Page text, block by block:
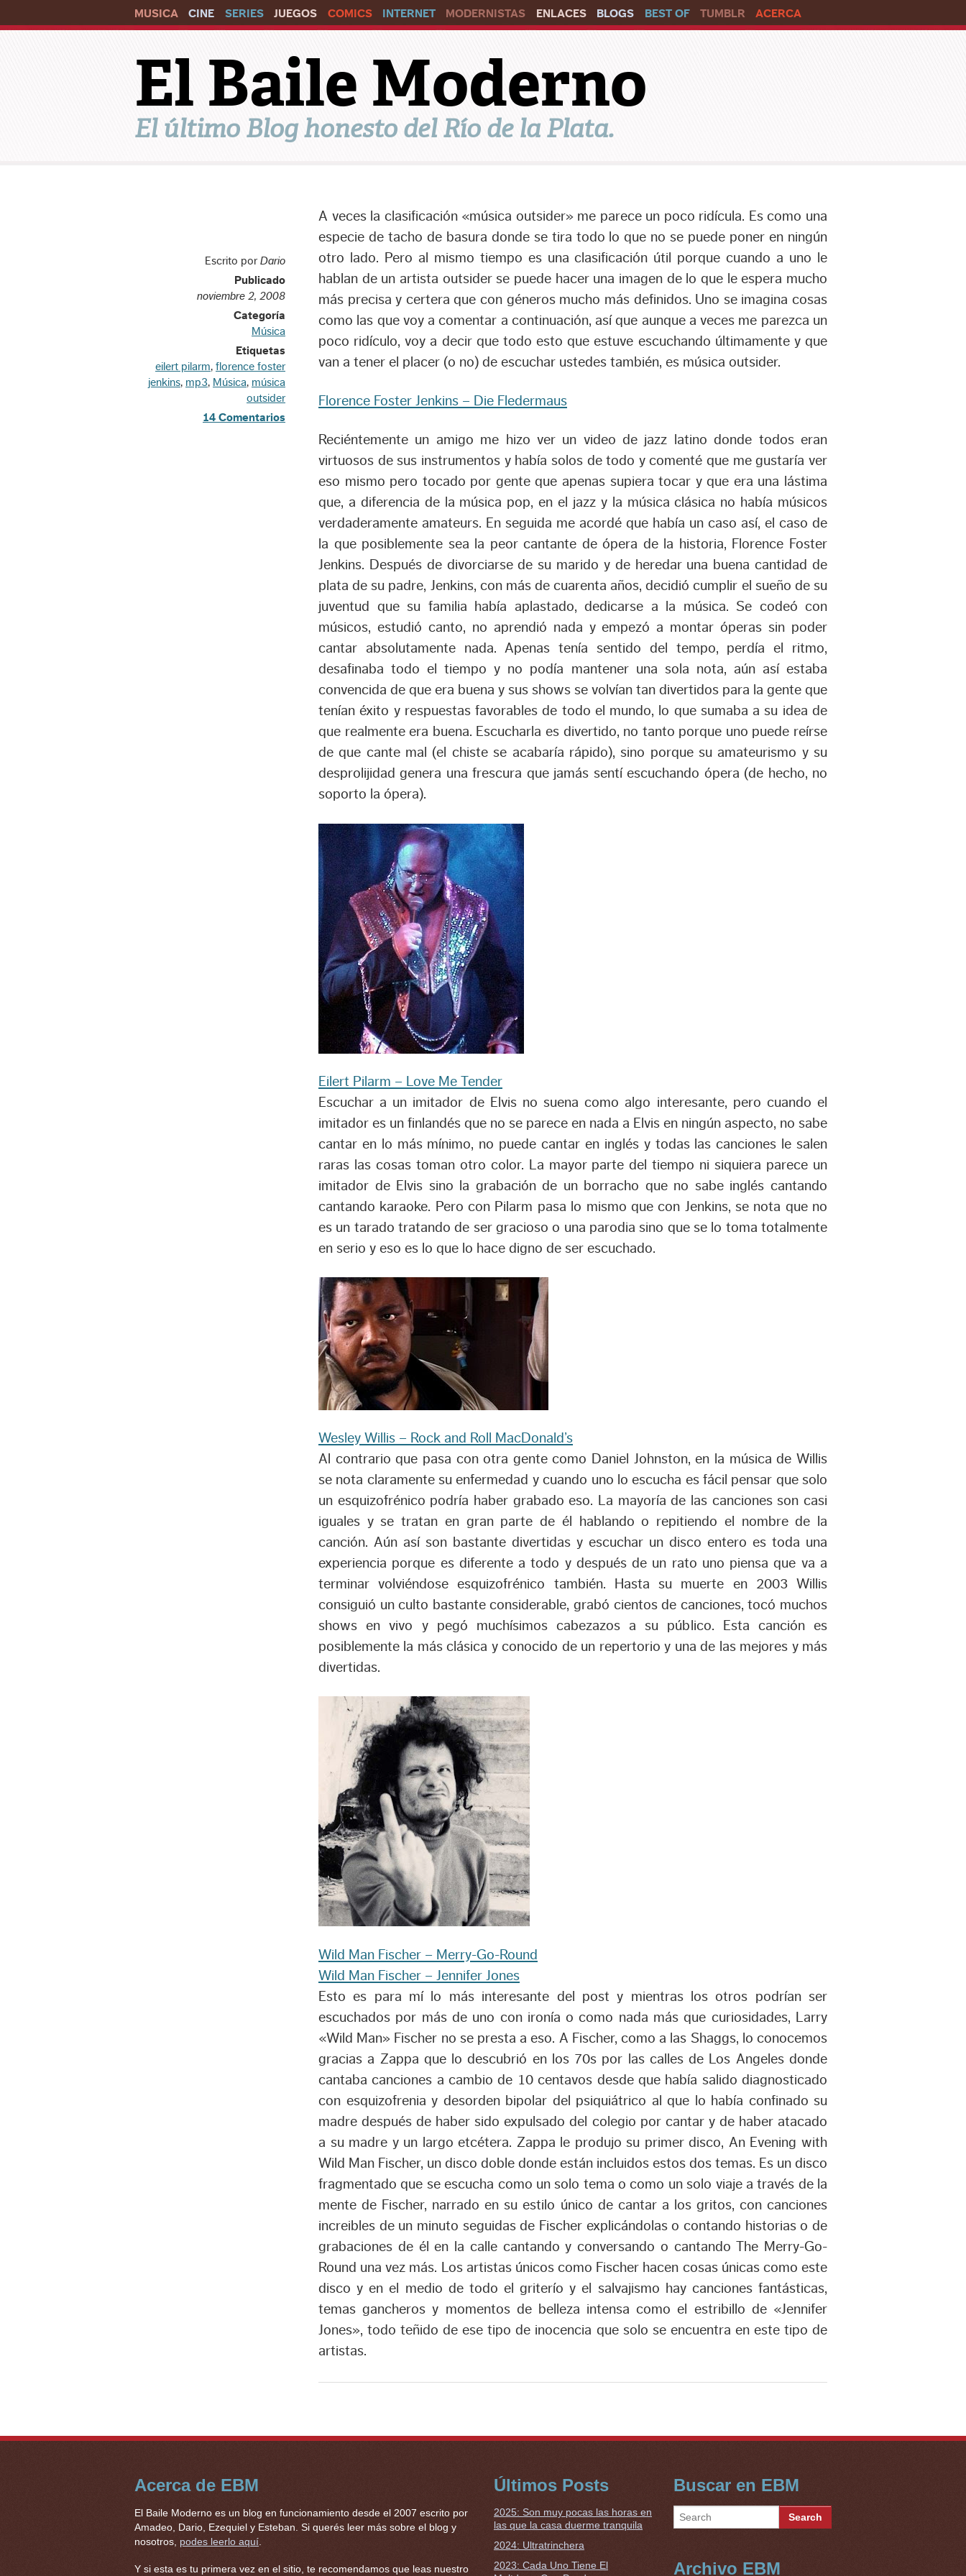
MUSICA CINE SERIES JUEGOS COMICS INTERNET MODERNISTAS ENLACES BLOGS BEST OF TUMBLR ACERCA
El Baile Moderno
El último Blog honesto del Río de la Plata.
Escrito porDario
Publicado
noviembre 2, 2008
Categoría
Música
Etiquetas
eilert pilarm, florence foster
jenkins, mp3, Música, música
outsider
14 Comentarios
A veces la clasificación «música outsider» me parece un poco ridícula. Es como una
especie de tacho de basura donde se tira todo lo que no se puede poner en ningún
otro lado. Pero al mismo tiempo es una clasificación útil porque cuando a uno le
hablan de un artista outsider se puede hacer una imagen de lo que le espera mucho
más precisa y certera que con géneros mucho más definidos. Uno se imagina cosas
como las que voy a comentar a continuación, así que aunque a veces me parezca un
poco ridículo, voy a decir que todo esto que estuve escuchando últimamente y que
van a tener el placer (o no) de escuchar ustedes también, es música outsider.
Florence Foster Jenkins – Die Fledermaus
Reciéntemente un amigo me hizo ver un video de jazz latino donde todos eran
virtuosos de sus instrumentos y había solos de todo y comenté que me gustaría ver
eso mismo pero tocado por gente que apenas supiera tocar y que era una lástima
que, a diferencia de la música pop, en el jazz y la música clásica no había músicos
verdaderamente amateurs. En seguida me acordé que había un caso así, el caso de
la que posiblemente sea la peor cantante de ópera de la historia, Florence Foster
Jenkins. Después de divorciarse de su marido y de heredar una buena cantidad de
plata de su padre, Jenkins, con más de cuarenta años, decidió cumplir el sueño de su
juventud que su familia había aplastado, dedicarse a la música. Se codeó con
músicos, estudió canto, no aprendió nada y empezó a montar óperas sin poder
cantar absolutamente nada. Apenas tenía sentido del tempo, perdía el ritmo,
desafinaba todo el tiempo y no podía mantener una sola nota, aún así estaba
convencida de que era buena y sus shows se volvían tan divertidos para la gente que
tenían éxito y respuestas favorables de todo el mundo, lo que sumaba a su idea de
que realmente era buena. Escucharla es divertido, no tanto porque uno puede reírse
de que cante mal (el chiste se acabaría rápido), sino porque su amateurismo y su
desprolijidad genera una frescura que jamás sentí escuchando ópera (de hecho, no
soporto la ópera).
Eilert Pilarm – Love Me Tender
Escuchar a un imitador de Elvis no suena como algo interesante, pero cuando el
imitador es un finlandés que no se parece en nada a Elvis en ningún aspecto, no sabe
cantar en lo más mínimo, no puede cantar en inglés y todas las canciones le salen
raras las cosas toman otro color. La mayor parte del tiempo ni siquiera parece un
imitador de Elvis sino la grabación de un borracho que no sabe inglés cantando
cantando karaoke. Pero con Pilarm pasa lo mismo que con Jenkins, se nota que no
es un tarado tratando de ser gracioso o una parodia sino que se lo toma totalmente
en serio y eso es lo que lo hace digno de ser escuchado.
Wesley Willis – Rock and Roll MacDonald’s
Al contrario que pasa con otra gente como Daniel Johnston, en la música de Willis
se nota claramente su enfermedad y cuando uno lo escucha es fácil pensar que solo
un esquizofrénico podría haber grabado eso. La mayoría de las canciones son casi
iguales y se tratan en gran parte de él hablando o repitiendo el nombre de la
canción. Aún así son bastante divertidas y escuchar un disco entero es toda una
experiencia porque es diferente a todo y después de un rato uno piensa que va a
terminar volviéndose esquizofrénico también. Hasta su muerte en 2003 Willis
consiguió un culto bastante considerable, grabó cientos de canciones, tocó muchos
shows en vivo y pegó muchísimos cabezazos a su público. Esta canción es
posiblemente la más clásica y conocido de un repertorio y una de las mejores y más
divertidas.
Wild Man Fischer – Merry-Go-Round
Wild Man Fischer – Jennifer Jones
Esto es para mí lo más interesante del post y mientras los otros podrían ser
escuchados por más de uno con ironía o como nada más que curiosidades, Larry
«Wild Man» Fischer no se presta a eso. A Fischer, como a las Shaggs, lo conocemos
gracias a Zappa que lo descubrió en los 70s por las calles de Los Angeles donde
cantaba canciones a cambio de 10 centavos desde que había salido diagnosticado
con esquizofrenia y desorden bipolar del psiquiátrico al que lo había confinado su
madre después de haber sido expulsado del colegio por cantar y de haber atacado
a su madre y un largo etcétera. Zappa le produjo su primer disco, An Evening with
Wild Man Fischer, un disco doble donde están incluidos estos dos temas. Es un disco
fragmentado que se escucha como un solo tema o como un solo viaje a través de la
mente de Fischer, narrado en su estilo único de cantar a los gritos, con canciones
increibles de un minuto seguidas de Fischer explicándolas o contando historias o de
grabaciones de él en la calle cantando y conversando o cantando The Merry-Go-
Round una vez más. Los artistas únicos como Fischer hacen cosas únicas como este
disco y en el medio de todo el griterío y el salvajismo hay canciones fantásticas,
temas gancheros y momentos de belleza intensa como el estribillo de «Jennifer
Jones», todo teñido de ese tipo de inocencia que solo se encuentra en este tipo de
artistas.
Acerca de EBM
El Baile Moderno es un blog en funcionamiento desde el 2007 escrito por
Amadeo, Dario, Ezequiel y Esteban. Si querés leer más sobre el blog y
nosotros, podes leerlo aquí
Y si esta es tu primera vez en el sitio, te recomendamos que leas nuestro
Últimos Posts
2025: Son muy pocas las horas en
las que la casa duerme tranquila
2024: Ultratrinchera
2023: Cada Uno Tiene El
Buscar en EBM
Archivo EBM